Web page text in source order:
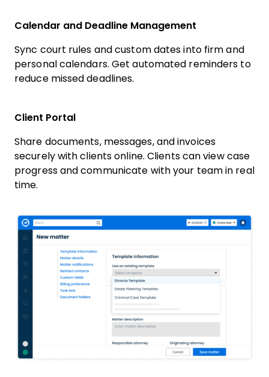
Calendar and Deadline Management
Sync court rules and custom dates into firm and
personal calendars. Get automated reminders to
reduce missed deadlines.
Client Portal
Share documents, messages, and invoices
securely with clients online. Clients can view case
progress and communicate with your team in real
time.